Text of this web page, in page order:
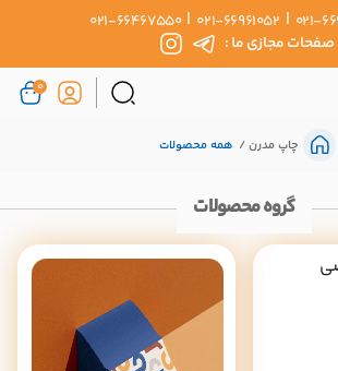
021-
|
021-66961052
|
021-66467550
صفحات مجازی ما :
0
چاپ مدرن همه محصولات
گروه محصولات